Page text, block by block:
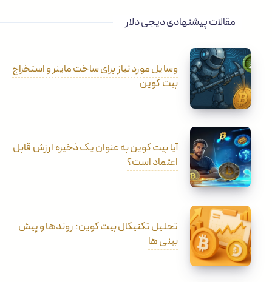
مقالات پیشنهادی دیجی دلار
وسایل مورد نیاز برای ساخت ماینر و استخراج
بیت کوین
آیا بیت کوین به عنوان یک ذخیره ارزش قابل
اعتماد است؟
تحلیل تکنیکال بیت کوین: روندها و پیش
بینی ها